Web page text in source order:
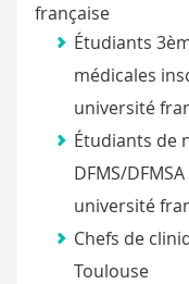
française
Étudiants
médicales
université
Étudiants de
DFMS/
université
Chefs de
Toulouse